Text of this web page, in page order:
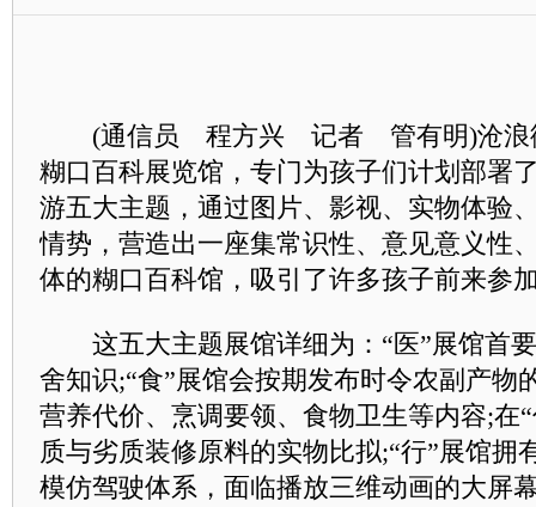
(通信员 程方兴 记者 管有明)沧浪
糊口百科展览馆，专门为孩子们计划部署
游五大主题，通过图片、影视、实物体验
情势，营造出一座集常识性、意见意义性
体的糊口百科馆，吸引了许多孩子前来参
这五大主题展馆详细为：“医”展馆首
舍知识;“食”展馆会按期发布时令农副产物
营养代价、烹调要领、食物卫生等内容;在
质与劣质装修原料的实物比拟;“行”展馆拥
模仿驾驶体系，面临播放三维动画的大屏